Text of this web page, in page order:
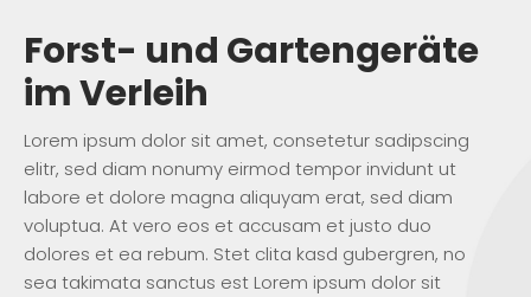
Forst- und Gartengeräte
im Verleih
Lorem ipsum dolor sit amet, consetetur sadipscing
elitr, sed diam nonumy eirmod tempor invidunt ut
labore et dolore magna aliquyam erat, sed diam
voluptua. At vero eos et accusam et justo duo
dolores et ea rebum. Stet clita kasd gubergren, no
sea takimata sanctus est Lorem ipsum dolor sit